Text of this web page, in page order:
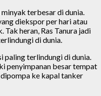
terbesar di dunia.
diekspor per hari atau
heran, Ras Tanura jadi
di dunia.
paling terlindungi di dunia.
penyimpanan besar tempat
ke kapal tanker